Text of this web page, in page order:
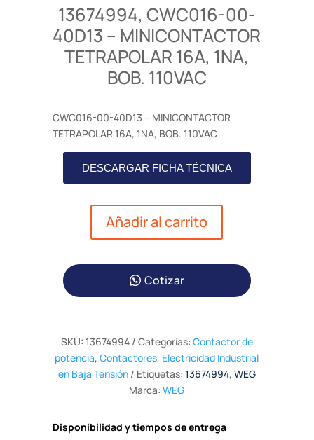
13674994, CWC016-00-
40D13 – MINICONTACTOR
TETRAPOLAR 16A, 1NA,
BOB. 110VAC
CWC016-00-40D13 – MINICONTACTOR
TETRAPOLAR 16A, 1NA, BOB. 110VAC
DESCARGAR FICHA TÉCNICA
Añadir al carrito
Cotizar
SKU: 13674994 Categorías: Contactor de
potencia,Contactores, Electricidad Industrial
en Baja Tensión
Etiquetas: 13674994, WEG
Marca:WEG
Disponibilidad y tiempos de entrega